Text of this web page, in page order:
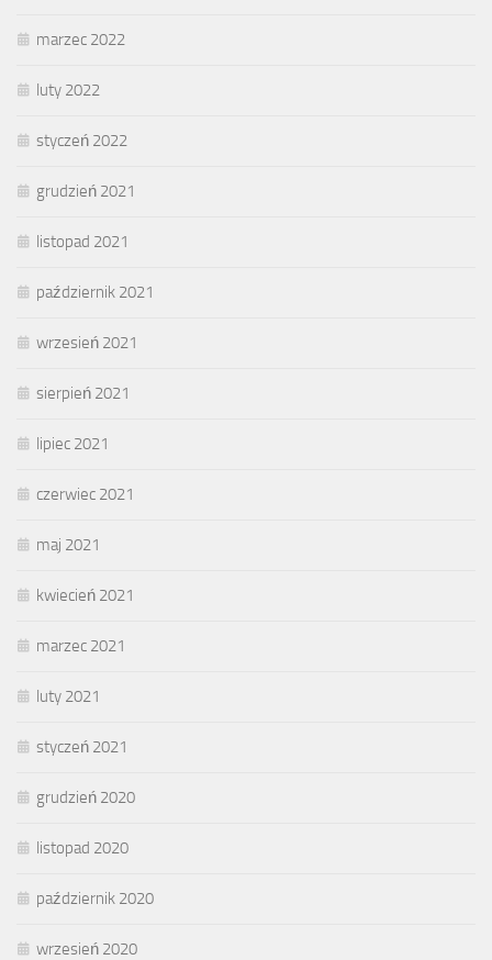
marzec 2022
luty 2022
styczeń 2022
grudzień 2021
listopad 2021
październik 2021
wrzesień 2021
sierpień 2021
lipiec 2021
czerwiec 2021
maj 2021
kwiecień 2021
marzec 2021
luty 2021
styczeń 2021
grudzień 2020
listopad 2020
październik 2020
wrzesień 2020